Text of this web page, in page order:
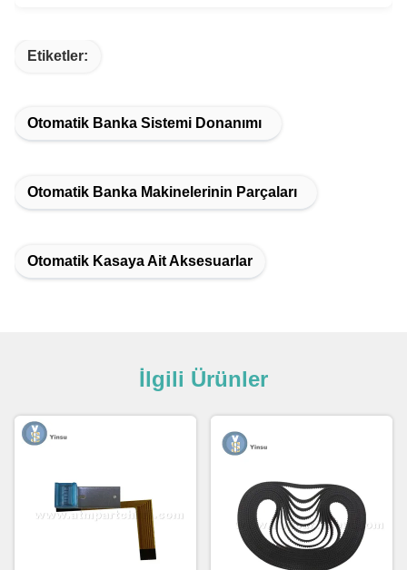
Etiketler:
Otomatik Banka Sistemi Donanımı
Otomatik Banka Makinelerinin Parçaları
Otomatik Kasaya Ait Aksesuarlar
İlgili Ürünler